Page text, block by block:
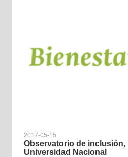
2017-05-15
Observatorio de inclusión,
Universidad Nacional